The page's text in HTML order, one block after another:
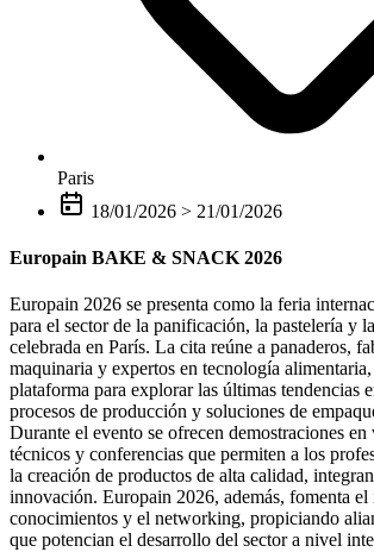
Paris
18/01/2026 > 21/01/2026
Europain BAKE & SNACK 2026
Europain 2026 se presenta como la feria
para el sector de la panificación, la pastelería y
celebrada en París. La cita reúne a panaderos,
maquinaria y expertos en tecnología
plataforma para explorar las últimas tendencias
procesos de producción y soluciones de
Durante el evento se ofrecen demostraciones
técnicos y conferencias que permiten a los
la creación de productos de alta calidad,
innovación. Europain 2026, además, fomenta el
conocimientos y el networking, propiciando
que potencian el desarrollo del sector a nivel